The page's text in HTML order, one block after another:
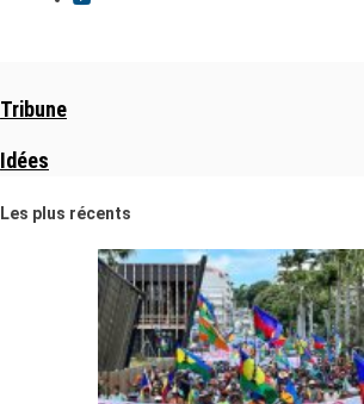
Tribune
Idées
Les plus récents